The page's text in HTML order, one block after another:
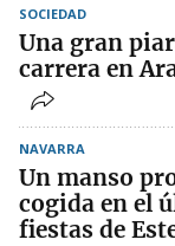
SOCIEDAD
Una gran
carrera en
NAVARRA
Un manso
cogida en el
fiestas de